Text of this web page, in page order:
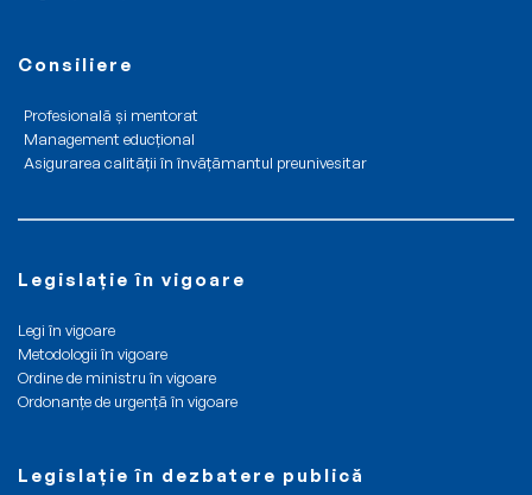
juridică
cu
grupe
nivel
și/sau
servicii
timpurie
Consiliere
Profesională și mentorat
Management educțional
Asigurarea calității în învățămantul preunivesitar
Legislație în vigoare
Legi în vigoare
Metodologii în vigoare
Ordine de ministru în vigoare
Ordonanțe de urgență în vigoare
Legislație în dezbatere publică